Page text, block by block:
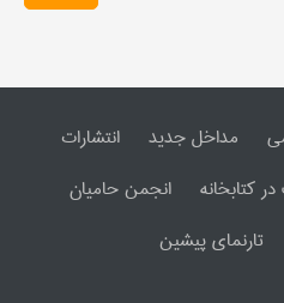
مداخل جدید
انتشارات
کتابخانه
انجمن حامیان
تارنمای پیشین